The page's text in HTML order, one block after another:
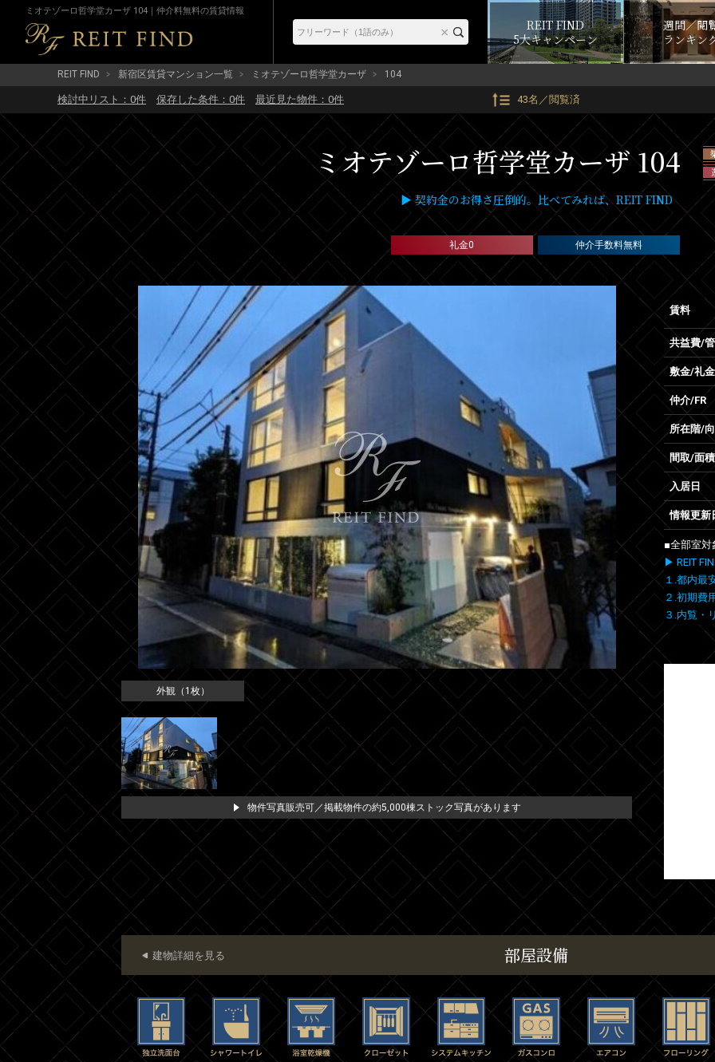
ミオテゾーロ哲学堂カーザ 104｜仲介料無料の賃貸情報
REIT FIND
5大キャンペーン
週間／閲
ランキン
REIT FIND 新宿区賃貸マンション一覧 ミオテゾーロ哲学堂カーザ 104
検討中リスト： 0件 保存した条件： 0件 最近見た物件： 0件 43名／閲覧済
ミオテゾーロ哲学堂カーザ 104
▶ 契約金のお得さ圧倒的。比べてみれば、REIT FIND
礼金0 仲介手数料無料
外観（1枚）
物件写真販売可／掲載物件の約5,000棟ストック写真があります
賃料
共益費/
敷金/礼金
仲介/FR
所在階/
間取/面積
入居日
情報更新
■全部室対
▶ REIT
１.都内最
２.初期費
３.内覧・
部屋設備
建物詳細を見る